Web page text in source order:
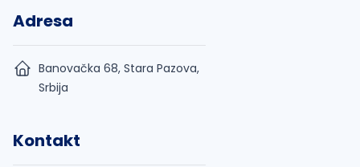
Adresa
Banovačka 68, Stara Pazova,
Srbija
Kontakt